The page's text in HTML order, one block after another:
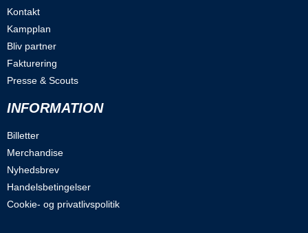
Kontakt
Kampplan
Bliv partner
Fakturering
Presse & Scouts
INFORMATION
Billetter
Merchandise
Nyhedsbrev
Handelsbetingelser
Cookie- og privatlivspolitik